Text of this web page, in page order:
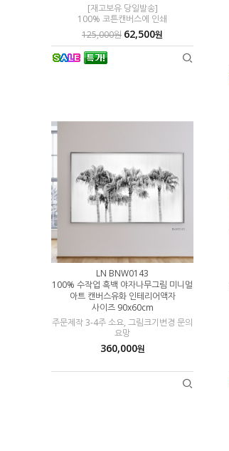
[재고보유 당일발송]
100% 코튼캔버스에 인쇄
125,000원 62,500원
LN BNW0143
100% 수작업 흑백 야자나무그림 미니멀
아트 캔버스유화 인테리어액자
사이즈 90x60cm
주문제작 3-4주 소요, 그림크기변경 문의
요망
360,000원